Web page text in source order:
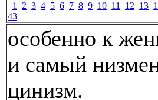
1 2 3 4 5 6 7 8 9 10 11 12 13
43
особенно к
и самый
цинизм.